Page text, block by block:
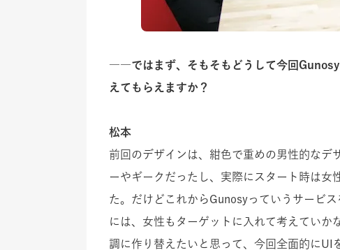
――ではまず、そもそもどうして今回
えてもらえますか？
松本
前回のデザインは、紺色で重めの男性的なデ
ーやギークだったし、実際にスタート時は女
た。だけどこれからGunosyっていうサービ
には、女性もターゲットに入れて考えてい
調に作り替えたいと思って、今回全面的にUI